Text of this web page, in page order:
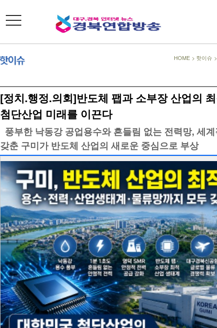
toggle
navigation
HOME > 핫이슈
[정치.행정.의회]반도체 팹과 소부장 산업의
첨단산업 미래를 이끈다
풍부한 낙동강 공업용수와 흔들림 없는 전력망, 세
갖춘 구미가 반도체 산업의 새로운 중심으로 부상